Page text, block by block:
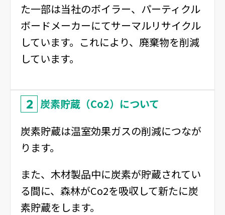
た一部は当社のボイラー、パーティクル
ボードメーカーにてサーマルリサイクル
しています。これにより、廃棄物を削減
しています。
2 炭素貯蔵（Co2）について
炭素貯蔵は温室効果ガスの削減につなが
ります。
また、木材製品中に炭素が貯蔵されてい
る間に、森林がCo2を吸収して新たに炭
素貯蔵をします。